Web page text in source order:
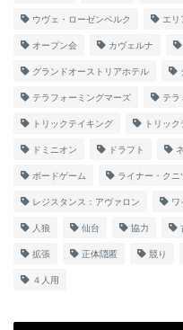
ウヴェ・ローゼンベルク エリ
オープン会 カヴェルナ
グランドオーストリアホテル
テラフォーミングマーズ テラ
トリックテイキング トリッ
ドミニオン ドラフト
ボードゲーム ライナー・クニ
レジスタンス：アヴァロン ワ
人狼 仙台 協力
拡張 正体隠匿 競り
４人用